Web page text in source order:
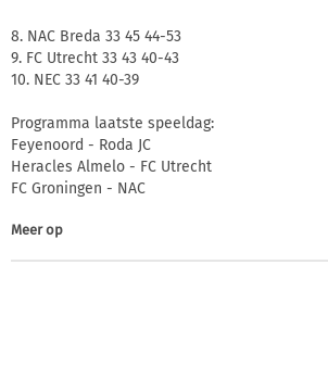
8. NAC Breda 33 45 44-53
9. FC Utrecht 33 43 40-43
10. NEC 33 41 40-39
Programma laatste speeldag:
Feyenoord - Roda JC
Heracles Almelo - FC Utrecht
FC Groningen - NAC
Meer op